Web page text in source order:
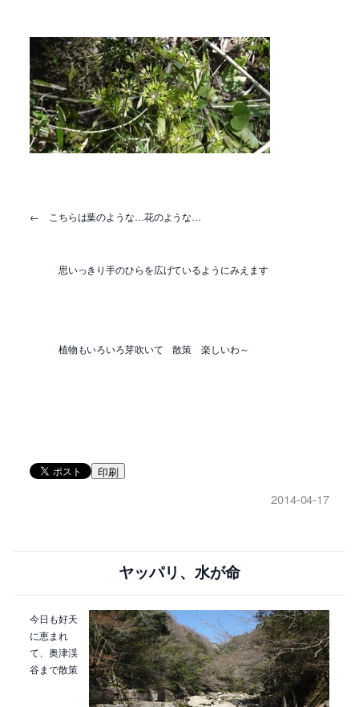
← こちらは葉のような…花のような…
思いっきり手のひらを広げているようにみえます
植物もいろいろ芽吹いて 散策 楽しいわ～
印刷
2014-04-17
ヤッパリ、水が命
今日も好天
に恵まれ
て、奥津渓
谷まで散策